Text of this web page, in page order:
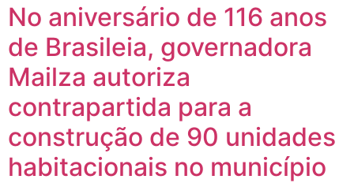
No aniversário de 116 anos
de Brasileia, governadora
Mailza autoriza
contrapartida para a
construção de 90 unidades
habitacionais no município